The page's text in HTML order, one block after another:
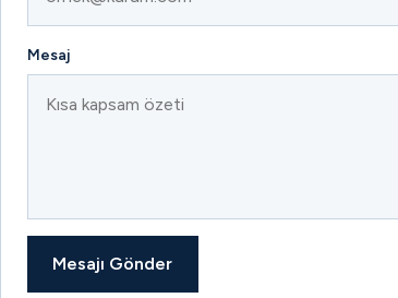
Mesaj
Mesajı Gönder